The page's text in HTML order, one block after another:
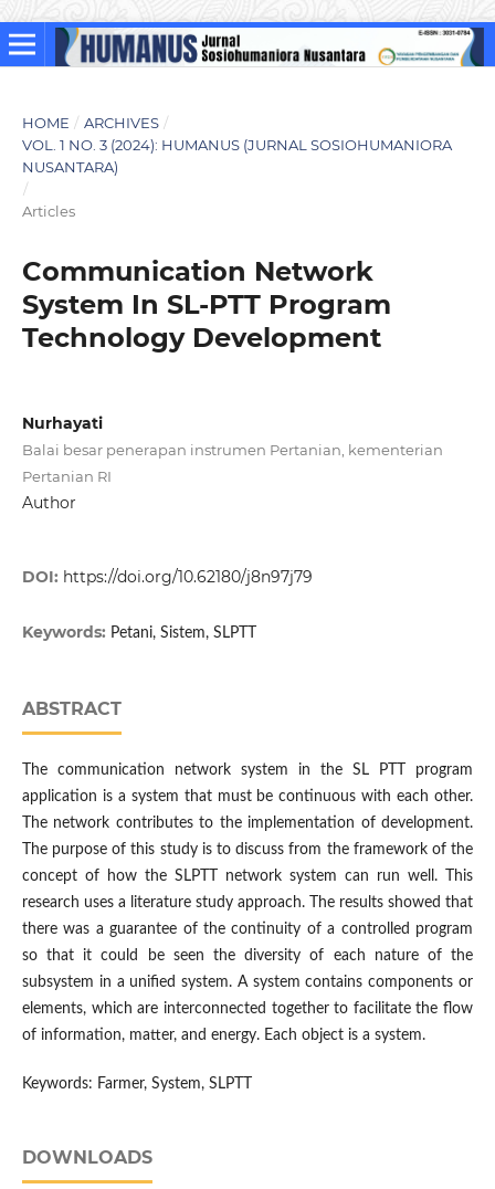
HOME / ARCHIVES /
VOL. 1 NO. 3 (2024): HUMANUS (JURNAL SOSIOHUMANIORA
NUSANTARA)
/
Articles
Communication Network
System In SL-PTT Program
Technology Development
Nurhayati
Balai besar penerapan instrumen Pertanian, kementerian
Pertanian RI
Author
DOI: https://doi.org/10.62180/j8n97j79
Keywords: Petani, Sistem, SLPTT
ABSTRACT
The communication network system in the SL PTT program
application is a system that must be continuous with each other.
The network contributes to the implementation of development.
The purpose of this study is to discuss from the framework of the
concept of how the SLPTT network system can run well. This
research uses a literature study approach. The results showed that
there was a guarantee of the continuity of a controlled program
so that it could be seen the diversity of each nature of the
subsystem in a unified system. A system contains components or
elements, which are interconnected together to facilitate the flow
of information, matter, and energy. Each object is a system.
Keywords: Farmer, System, SLPTT
DOWNLOADS